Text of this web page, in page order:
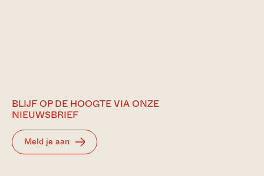
BLIJF OP DE HOOGTE VIA ONZE
NIEUWSBRIEF
Meld je aan